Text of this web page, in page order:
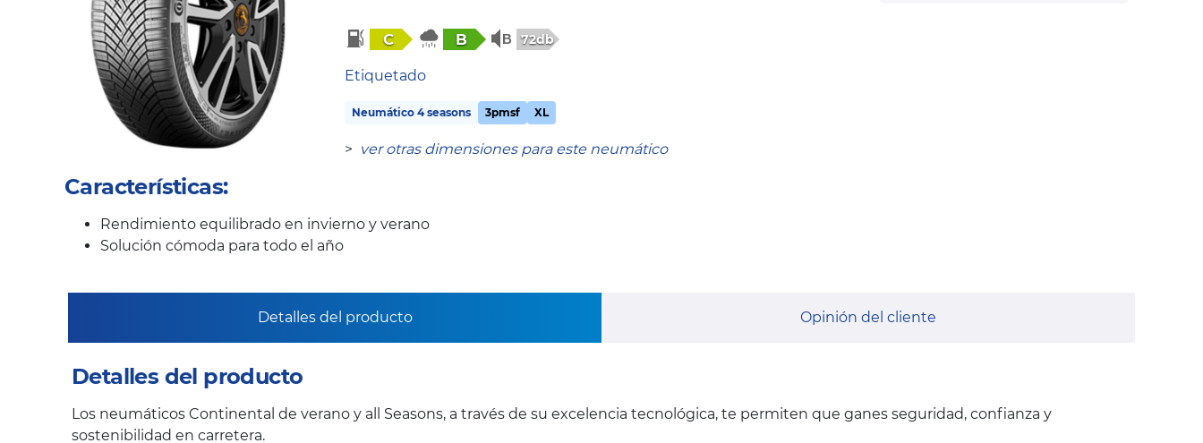
C B 72db
Etiquetado
Neumático 4 seasons 3pmsf XL
> ver otras dimensiones para este neumático
Características:
Rendimiento equilibrado en invierno y verano
Solución cómoda para todo el año
Detalles del producto Opinión del cliente
Detalles del producto
Los neumáticos Continental de verano y all Seasons, a través de su excelencia tecnológica, te permiten que ganes seguridad, confianza y
sostenibilidad en carretera.